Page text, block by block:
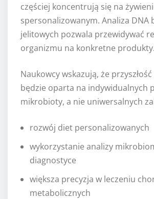
częściej koncentrują się na
spersonalizowanym. Analiza DNA
jelitowych pozwala przewidywać
organizmu na konkretne produkty.
Naukowcy wskazują, że
będzie oparta na indywidualnych
mikrobioty, a nie uniwersalnych
rozwój diet personalizowanych
wykorzystanie analizy
diagnostyce
większa precyzja w leczeniu
metabolicznych